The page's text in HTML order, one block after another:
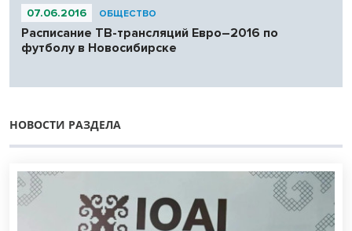
07.06.2016 ОБЩЕСТВО
Расписание ТВ-трансляций Евро–2016 по
футболу в Новосибирске
НОВОСТИ РАЗДЕЛА